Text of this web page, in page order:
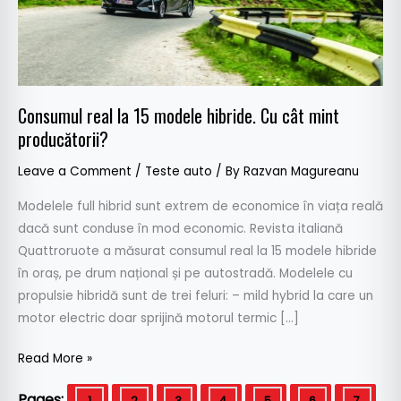
Consumul real la 15 modele hibride. Cu cât mint
producătorii?
Leave a Comment / Teste auto / By Razvan Magureanu
Modelele full hibrid sunt extrem de economice în viața reală
dacă sunt conduse în mod economic. Revista italiană
Quattroruote a măsurat consumul real la 15 modele hibride
în oraș, pe drum național și pe autostradă. Modelele cu
propulsie hibridă sunt de trei feluri: – mild hybrid la care un
motor electric doar sprijină motorul termic […]
cât
mint
producătorii?
Read More »